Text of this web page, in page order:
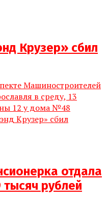
Крузер» сбил
Машиностроителей
в среду, 13
12 у дома №48
Крузер» сбил
отдала
рублей